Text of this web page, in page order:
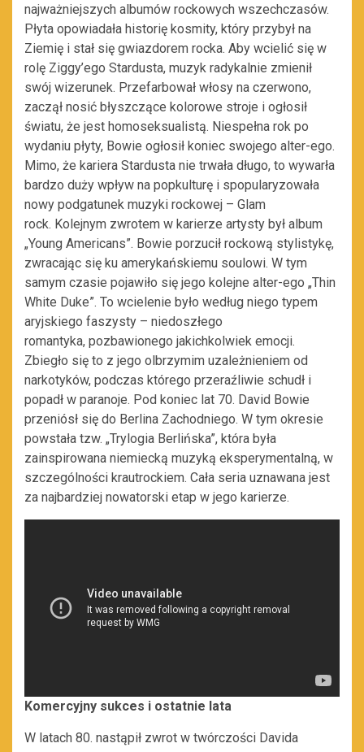
najważniejszych albumów rockowych wszechczasów.
Płyta opowiadała historię kosmity, który przybył na
Ziemię i stał się gwiazdorem rocka. Aby wcielić się w
rolę Ziggy’ego Stardusta, muzyk radykalnie zmienił
swój wizerunek. Przefarbował włosy na czerwono,
zaczął nosić błyszczące kolorowe stroje i ogłosił
światu, że jest homoseksualistą. Niespełna rok po
wydaniu płyty, Bowie ogłosił koniec swojego alter-ego.
Mimo, że kariera Stardusta nie trwała długo, to wywarła
bardzo duży wpływ na popkulturę i spopularyzowała
nowy podgatunek muzyki rockowej – Glam
rock. Kolejnym zwrotem w karierze artysty był album
„Young Americans”. Bowie porzucił rockową stylistykę,
zwracając się ku amerykańskiemu soulowi. W tym
samym czasie pojawiło się jego kolejne alter-ego „Thin
White Duke”. To wcielenie było według niego typem
aryjskiego faszysty – niedoszłego
romantyka, pozbawionego jakichkolwiek emocji.
Zbiegło się to z jego olbrzymim uzależnieniem od
narkotyków, podczas którego przeraźliwie schudł i
popadł w paranoje. Pod koniec lat 70. David Bowie
przeniósł się do Berlina Zachodniego. W tym okresie
powstała tzw. „Trylogia Berlińska”, która była
zainspirowana niemiecką muzyką eksperymentalną, w
szczególności krautrockiem. Cała seria uznawana jest
za najbardziej nowatorski etap w jego karierze.
Komercyjny sukces i ostatnie lata
W latach 80. nastąpił zwrot w twórczości Davida